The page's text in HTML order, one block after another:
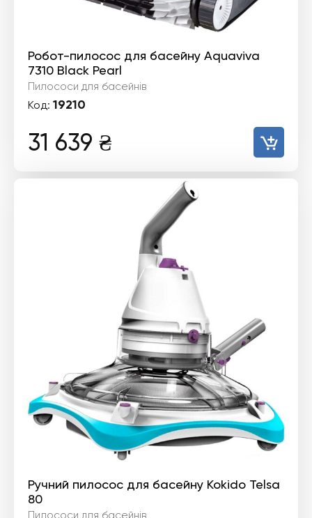
Робот-пилосос для басейну Aquaviva
7310 Black Pearl
Пилососи для басейнів
Код: 19210
31 639 ₴
Ручний пилосос для басейну Kokido Telsa
80
Пилососи для басейнів